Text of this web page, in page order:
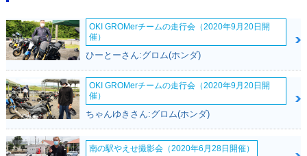
OKI GROMerチームの走行会（2020年9月20日開
催）
ひーとーさん:グロム(ホンダ)
OKI GROMerチームの走行会（2020年9月20日開
催）
ちゃんゆきさん:グロム(ホンダ)
南の駅やえせ撮影会（2020年6月28日開催）